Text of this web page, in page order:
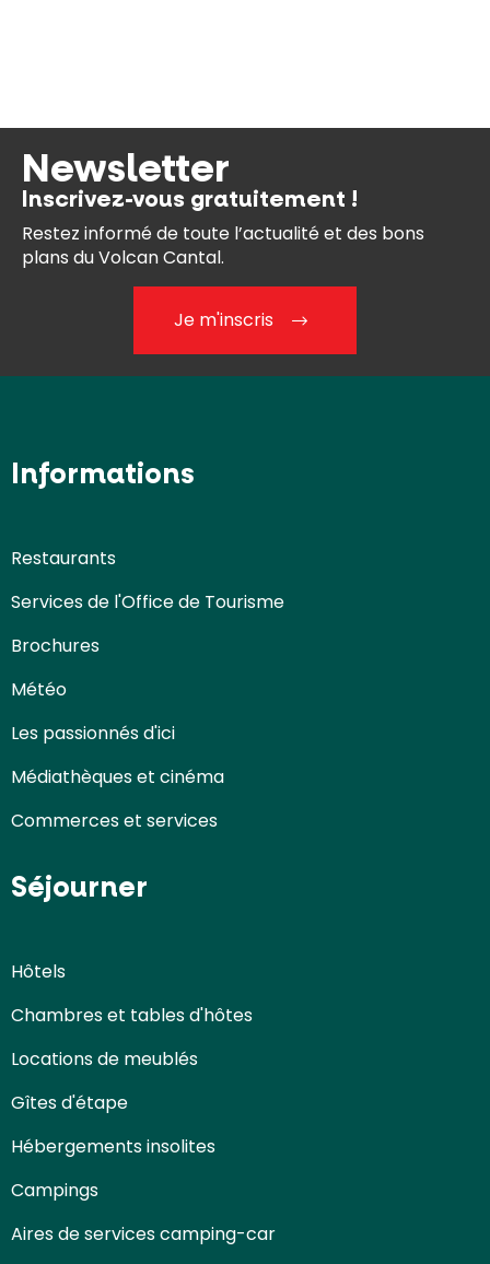
Newsletter
Inscrivez-vous gratuitement !
Restez informé de toute l’actualité et des bons
plans du Volcan Cantal.
Je m'inscris
Informations
Restaurants
Services de l'Office de Tourisme
Brochures
Météo
Les passionnés d'ici
Médiathèques et cinéma
Commerces et services
Séjourner
Hôtels
Chambres et tables d'hôtes
Locations de meublés
Gîtes d'étape
Hébergements insolites
Campings
Aires de services camping-car